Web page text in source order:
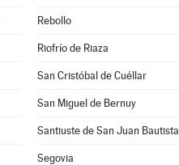
Rebollo
Riofrío de Riaza
San Cristóbal de Cuéllar
San Miguel de Bernuy
Santiuste de San Juan Bautista
Segovia